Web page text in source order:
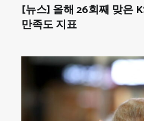
[뉴스] 올해 26회째 맞은
만족도 지표